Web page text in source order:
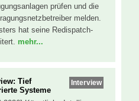
prüfen und die
melden.
hat seine Redispatch-
mehr...
Interview
Tief
Systeme